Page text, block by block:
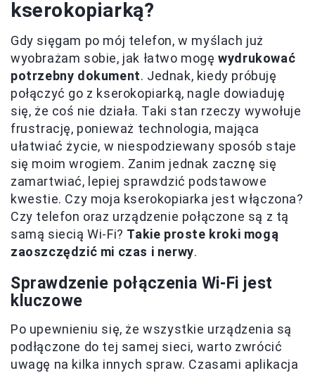
kserokopiarką?
Gdy sięgam po mój telefon, w myślach już
wyobrażam sobie, jak łatwo mogęwydrukować
potrzebny dokument. Jednak, kiedy próbuję
połączyć go z kserokopiarką, nagle dowiaduję
się, że coś nie działa. Taki stan rzeczy wywołuje
frustrację, ponieważ technologia, mająca
ułatwiać życie, w niespodziewany sposób staje
się moim wrogiem. Zanim jednak zacznę się
zamartwiać, lepiej sprawdzić podstawowe
kwestie. Czy moja kserokopiarka jest włączona?
Czy telefon oraz urządzenie połączone są z tą
samą siecią Wi-Fi? Takie proste kroki mogą
zaoszczędzić mi czas i nerwy.
Sprawdzenie połączenia Wi-Fi jest
kluczowe
Po upewnieniu się, że wszystkie urządzenia są
podłączone do tej samej sieci, warto zwrócić
uwagę na kilka innych spraw. Czasami aplikacja